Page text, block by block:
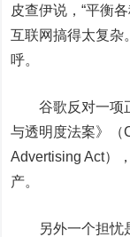
皮查伊说，“平衡
互联网搞得太复杂
呼。
谷歌反对一项正
与透明度法案》（
Advertising Act）
产。
另外一个担忧是